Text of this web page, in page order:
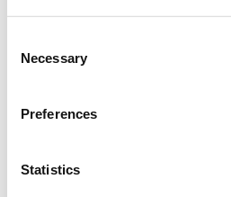
Selection
Necessary
Preferences
Statistics
Η παρακολούθηση του μαθήματος
* Πως δημιουργείται το